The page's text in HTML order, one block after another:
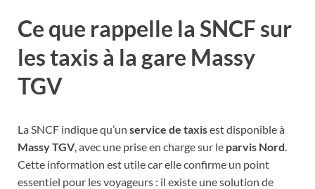
Ce que rappelle la SNCF sur
les taxis à la gare Massy
TGV
La SNCF indique qu’un service de taxisest disponible à
Massy TGV , avec une prise en charge sur le parvis Nord
Cette information est utile car elle confirme un point
essentiel pour les voyageurs : il existe une solution de